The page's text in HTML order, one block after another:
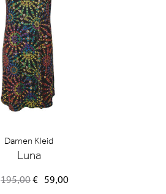
Damen Kleid
Luna
195,00Ursprünglicher
€ 59,00Aktueller